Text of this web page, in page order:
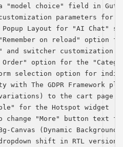
"model choice" field in
parameters for
Layout for "AI Chat"
on reload" option
and switcher customization
Order" option for the
selection option for
with The GDPR Framework
to the cart page
for the Hotspot widget
change "More" button text
(Dynamic
shift in RTL version